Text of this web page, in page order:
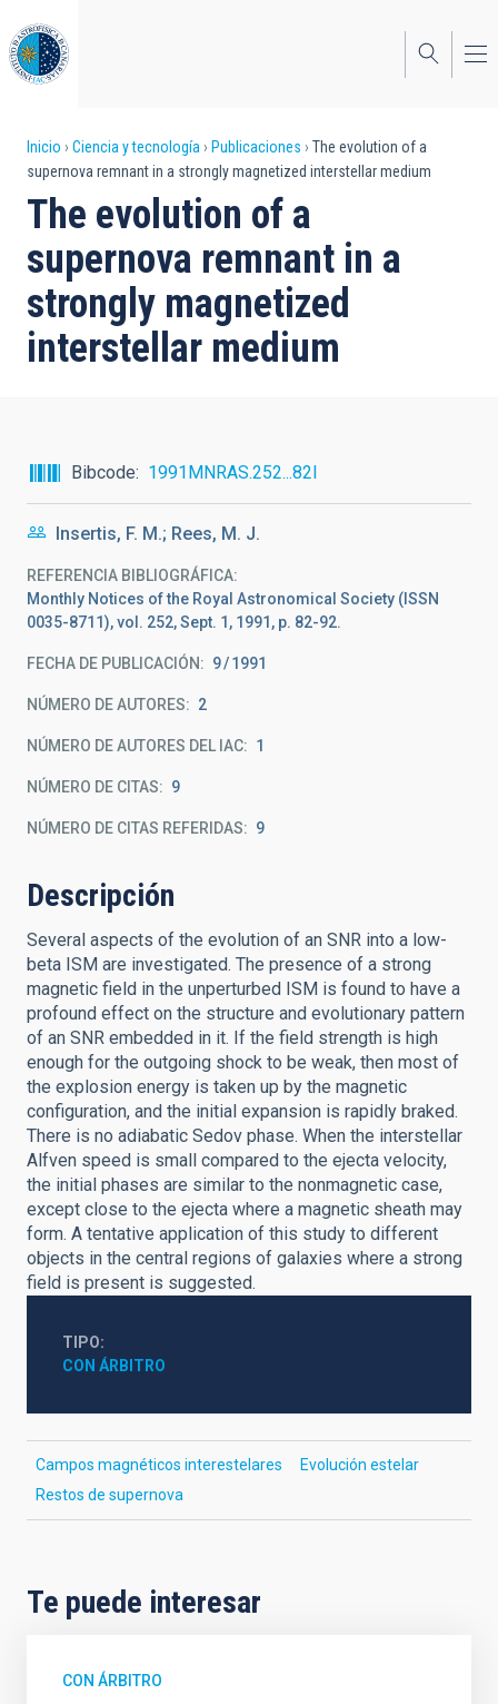
al
contenido
principal
Sobrescribir
enlaces
de
ayuda
a
la
Inicio Ciencia y tecnología Publicaciones
The evolution of a
supernova remnant in a strongly magnetized interstellar medium
The evolution of a
supernova remnant in a
strongly magnetized
interstellar medium
Bibcode 1991MNRAS.252...82I
Insertis, F. M.; Rees, M. J.
REFERENCIA BIBLIOGRÁFICA
Monthly Notices of the Royal Astronomical Society (ISSN
0035-8711), vol. 252, Sept. 1, 1991, p. 82-92.
FECHA DE PUBLICACIÓN: 9 1991
NÚMERO DE AUTORES 2
NÚMERO DE AUTORES DEL IAC 1
NÚMERO DE CITAS 9
NÚMERO DE CITAS REFERIDAS 9
Descripción
Several aspects of the evolution of an SNR into a low-
beta ISM are investigated. The presence of a strong
magnetic field in the unperturbed ISM is found to have a
profound effect on the structure and evolutionary pattern
of an SNR embedded in it. If the field strength is high
enough for the outgoing shock to be weak, then most of
the explosion energy is taken up by the magnetic
configuration, and the initial expansion is rapidly braked.
There is no adiabatic Sedov phase. When the interstellar
Alfven speed is small compared to the ejecta velocity,
the initial phases are similar to the nonmagnetic case,
except close to the ejecta where a magnetic sheath may
form. A tentative application of this study to different
objects in the central regions of galaxies where a strong
field is present is suggested.
TIPO
CON ÁRBITRO
Campos magnéticos interestelares
Evolución estelar
Restos de supernova
Te puede interesar
CON ÁRBITRO